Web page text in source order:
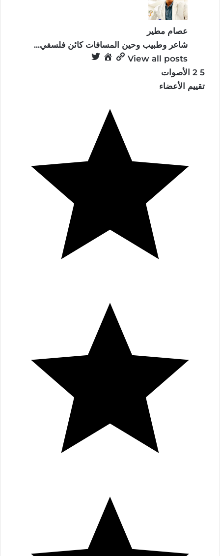
عصام مطير
شاعر وطبيب وحين المسافات كائن فلسفي...
View all posts
5
2 الأصوات
تقييم الأعضاء